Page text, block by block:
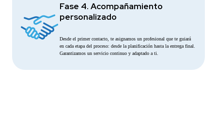
Fase 4. Acompañamiento
personalizado
Desde el primer contacto, te asignamos un profesional que te guiará
en cada etapa del proceso: desde la planificación hasta la entrega final.
Garantizamos un servicio continuo y adaptado a ti.